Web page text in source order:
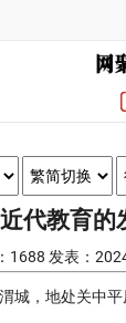
代教育的
1688 发表：
，地处关中平